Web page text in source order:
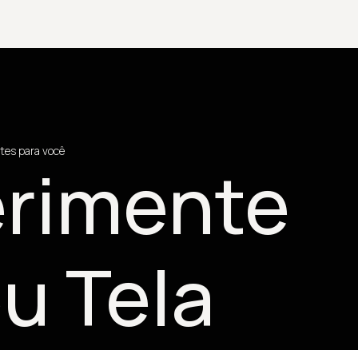
para você
Tela